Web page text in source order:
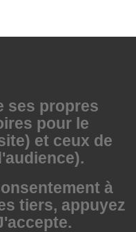
ses propres
pour le
et ceux de
à
tiers, appuyez